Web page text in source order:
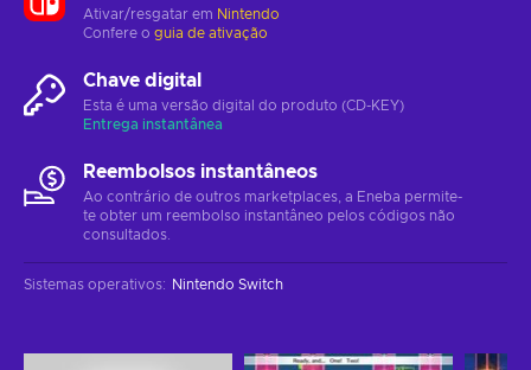
Ativar/resgatar em Nintendo
Confere o guia de ativação
Chave digital
Esta é uma versão digital do produto (CD-KEY)
Entrega instantânea
Reembolsos instantâneos
Ao contrário de outros marketplaces, a Eneba permite-
te obter um reembolso instantâneo pelos códigos não
consultados.
Sistemas operativos: Nintendo Switch